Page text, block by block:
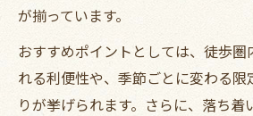
が揃っています。
おすすめポイントとしては、徒歩
れる利便性や、季節ごとに変わる
りが挙げられます。さらに、落ち